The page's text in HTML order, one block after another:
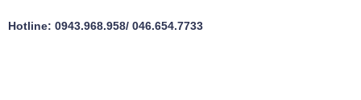
Hotline: 0943.968.958/ 046.654.7733